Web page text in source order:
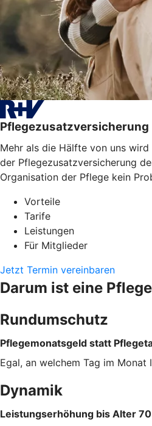
Pflegezusatzversicherung
Mehr als die Hälfte von uns
der Pflegezusatzversicherung
Organisation der Pflege kein
Vorteile
Tarife
Leistungen
Für Mitglieder
Jetzt Termin vereinbaren
Darum ist eine
Rundumschutz
Pflegemonatsgeld statt
Egal, an welchem Tag im
Dynamik
Leistungserhöhung bis Alter 70